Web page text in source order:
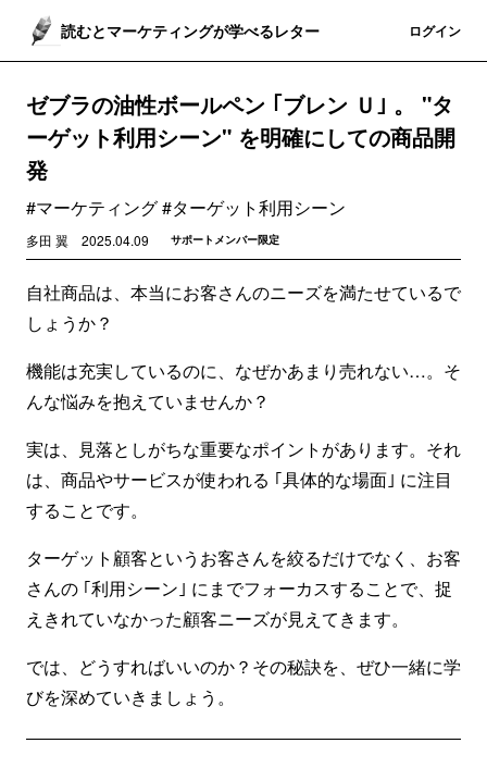
読むとマーケティングが学べるレター ログイン
ゼブラの油性ボールペン ｢ブレン Ｕ｣ 。 "タ
ーゲット利用シーン" を明確にしての商品開
発
#マーケティング #ターゲット利用シーン
多田 翼 2025.04.09 サポートメンバー限定
自社商品は、本当にお客さんのニーズを満たせているで
しょうか？
機能は充実しているのに、なぜかあまり売れない…。そ
んな悩みを抱えていませんか？
実は、見落としがちな重要なポイントがあります。それ
は、商品やサービスが使われる ｢具体的な場面｣ に注目
することです。
ターゲット顧客というお客さんを絞るだけでなく、お客
さんの ｢利用シーン｣ にまでフォーカスすることで、捉
えきれていなかった顧客ニーズが見えてきます。
では、どうすればいいのか？その秘訣を、ぜひ一緒に学
びを深めていきましょう。